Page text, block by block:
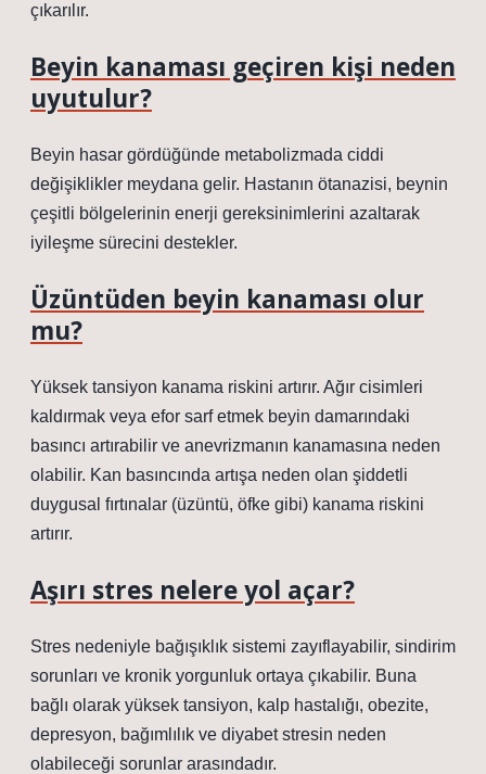
çıkarılır.
Beyin kanaması geçiren kişi neden
uyutulur?
Beyin hasar gördüğünde metabolizmada ciddi
değişiklikler meydana gelir. Hastanın ötanazisi, beynin
çeşitli bölgelerinin enerji gereksinimlerini azaltarak
iyileşme sürecini destekler.
Üzüntüden beyin kanaması olur
mu?
Yüksek tansiyon kanama riskini artırır. Ağır cisimleri
kaldırmak veya efor sarf etmek beyin damarındaki
basıncı artırabilir ve anevrizmanın kanamasına neden
olabilir. Kan basıncında artışa neden olan şiddetli
duygusal fırtınalar (üzüntü, öfke gibi) kanama riskini
artırır.
Aşırı stres nelere yol açar?
Stres nedeniyle bağışıklık sistemi zayıflayabilir, sindirim
sorunları ve kronik yorgunluk ortaya çıkabilir. Buna
bağlı olarak yüksek tansiyon, kalp hastalığı, obezite,
depresyon, bağımlılık ve diyabet stresin neden
olabileceği sorunlar arasındadır.